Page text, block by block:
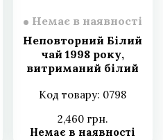
Немає в наявності
Неповторний Білий
чай 1998 року,
витриманий білий
Код товару: 0798
2,460 грн.
Немає в наявності